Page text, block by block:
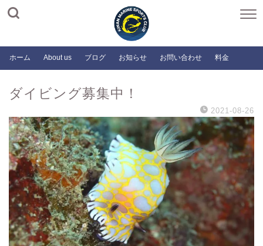
ホーム About us ブログ お知らせ お問い合わせ 料金
ダイビング募集中！
2021-08-26